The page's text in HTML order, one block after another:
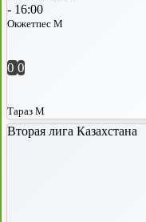
- 16:00
Окжетпес М
0 0
Тараз М
Вторая лига Казахстана